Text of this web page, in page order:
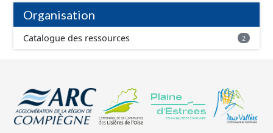
Organisation
Catalogue des ressources 2